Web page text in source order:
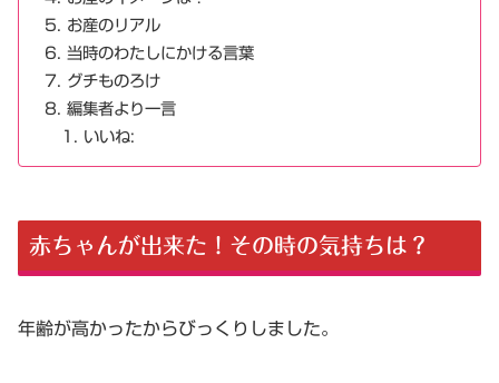
お産のリアル
当時のわたしにかける言葉
グチものろけ
編集者より一言
いいね:
赤ちゃんが出来た！その時の気持ちは？
年齢が高かったからびっくりしました。